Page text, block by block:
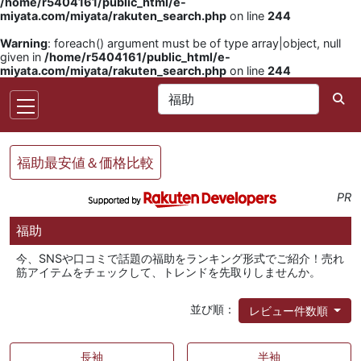
miyata.com/miyata/rakuten_search.php on line 244
Warning: foreach() argument must be of type array|object, null
given in /home/r5404161/public_html/e-
miyata.com/miyata/rakuten_search.php on line 244
福助最安値＆価格比較
PR
福助
今、SNSや口コミで話題の福助をランキング形式でご紹介！売れ
筋アイテムをチェックして、トレンドを先取りしませんか。
並び順： レビュー件数順
長袖 半袖